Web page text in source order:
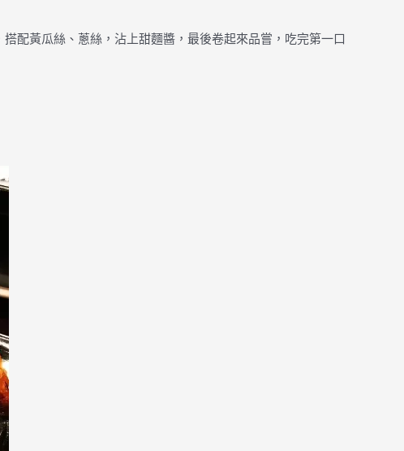
配黃瓜絲、蔥絲，沾上甜麵醬，最後卷起來品嘗，吃完第一口